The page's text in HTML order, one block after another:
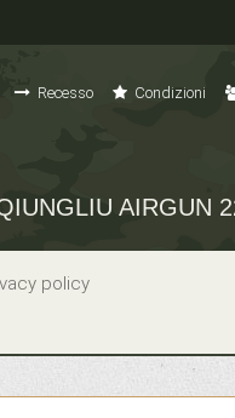
Recesso Condizioni
AIRGUN
policy